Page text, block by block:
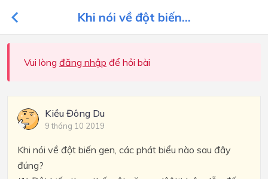
Khi nói về đột biến...
Vui lòng đăng nhập để hỏi bài
Kiều Đông Du
9 tháng 10 2019
Khi nói về đột biến gen, các phát biểu nào sau đây
đúng?